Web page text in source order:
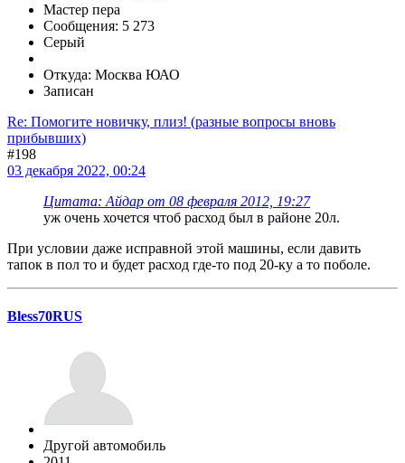
Мастер пера
Сообщения: 5 273
Серый
Откуда: Москва ЮАО
Записан
Re: Помогите новичку, плиз! (разные вопросы вновь
прибывших)
#198
03 декабря 2022, 00:24
Цитата: Айдар от 08 февраля 2012, 19:27
уж очень хочется чтоб расход был в районе 20л.
При условии даже исправной этой машины, если давить
тапок в пол то и будет расход где-то под 20-ку а то поболе.
Bless70RUS
Другой автомобиль